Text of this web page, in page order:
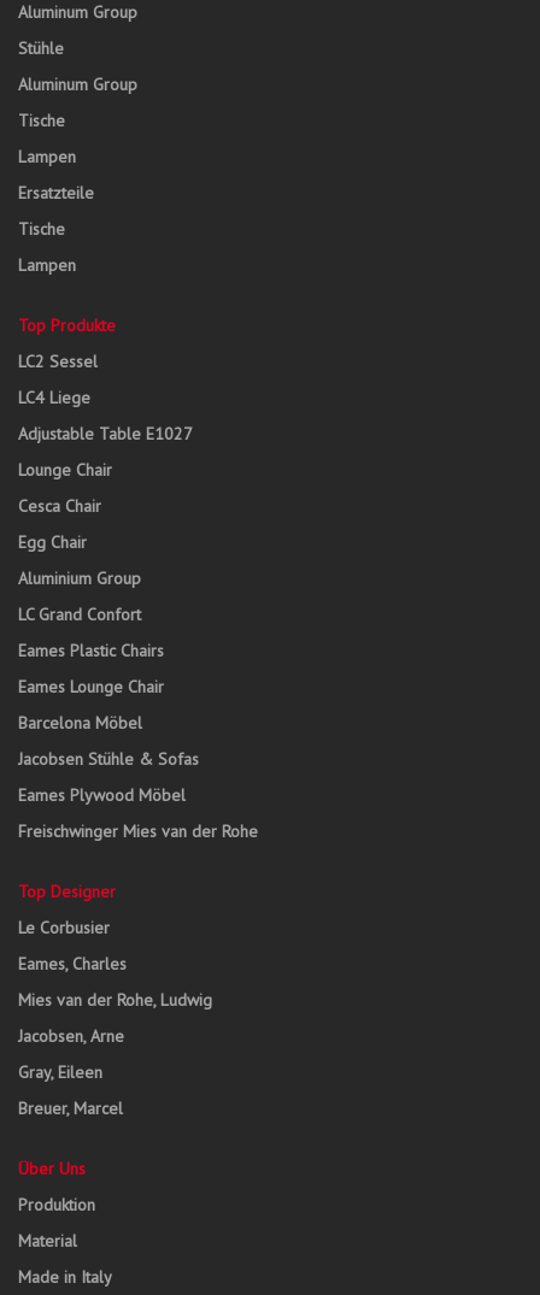
Aluminum Group
Stühle
Aluminum Group
Tische
Lampen
Ersatzteile
Tische
Lampen
Top Produkte
LC2 Sessel
LC4 Liege
Adjustable Table E1027
Lounge Chair
Cesca Chair
Egg Chair
Aluminium Group
LC Grand Confort
Eames Plastic Chairs
Eames Lounge Chair
Barcelona Möbel
Jacobsen Stühle & Sofas
Eames Plywood Möbel
Freischwinger Mies van der Rohe
Top Designer
Le Corbusier
Eames, Charles
Mies van der Rohe, Ludwig
Jacobsen, Arne
Gray, Eileen
Breuer, Marcel
Über Uns
Produktion
Material
Made in Italy